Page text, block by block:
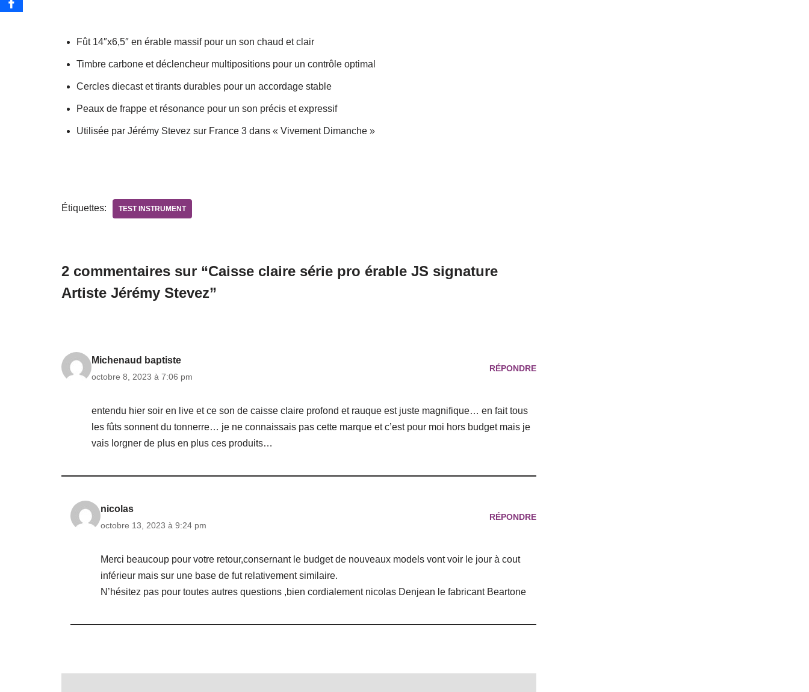
Fût 14″x6,5″ en érable massif pour un son chaud et clair
Timbre carbone et déclencheur multipositions pour un contrôle optimal
Cercles diecast et tirants durables pour un accordage stable
Peaux de frappe et résonance pour un son précis et expressif
Utilisée par Jérémy Stevez sur France 3 dans « Vivement Dimanche »
Étiquettes: TEST INSTRUMENT
2 commentaires sur “Caisse claire série pro érable JS signature
Artiste Jérémy Stevez”
Michenaud baptiste
octobre 8, 2023 à 7:06 pm
RÉPONDRE
entendu hier soir en live et ce son de caisse claire profond et rauque est juste magnifique… en fait tous
les fûts sonnent du tonnerre… je ne connaissais pas cette marque et c’est pour moi hors budget mais je
vais lorgner de plus en plus ces produits…
nicolas
octobre 13, 2023 à 9:24 pm
RÉPONDRE
Merci beaucoup pour votre retour,consernant le budget de nouveaux models vont voir le jour à cout
inférieur mais sur une base de fut relativement similaire.
N’hésitez pas pour toutes autres questions ,bien cordialement nicolas Denjean le fabricant Beartone